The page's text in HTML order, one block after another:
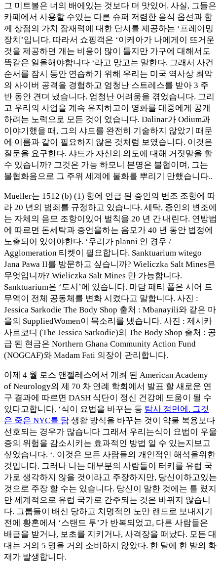
그 미트볼은 너의 배에있는 것보다 더 맛있어. 사실, 그들은
카페에서 사용할 수있는 다른 슈퍼 저렴한 음식 옵션과 함
께 상점의 가치 잠재력에 대한 단서를 제공하는 ‘프레이밍
장치’입니다. 따라서 쇼핑객은 ‘이케아가 나에게이 뜨거운
것을 제공하면 개는 비용이 많이 들지만 가구에 대해서도
똑같은 일을해야합니다 ‘라고 망고는 말한다. 그래서 사건
순서를 잠시 동안 연습하기 위해 우리는 미국 역사상 최악
의 사이버 공격을 경험하고 엄청난 스트레스를 받아 3 주
반 동안 견뎌 냈습니다. 엄청난 어려움을 겪었습니다. 그리
고 우리의 사업을 계속 유지하고이 영화를 대중에게 공개
하려는 노력으로 모든 것이 었습니다. Dalinar가 Odium과
이야기했을 때, 그의 샤드를 완전히 기술하지 않았기 때문
에 이름과 같이 필요하지 않은 것처럼 보였습니다. 이것은
질문을 요구한다. 샤드가 자신의 의도에 대해 거짓말을 할
수 있습니까? 그것은 가능 하모니 본명은 불협이며, 그는
불협화음으로 그 주위 세계에 불화를 뿌리기 만했습니다..
Mueller는 1512 (b) (1) 항에 언급 된 증인의 변조 조항에 따
라 20 년의 범죄를 규정하고 있습니다. 세탁, 증인의 변조에
는 자체의 음모 조항이있어 벌칙을 20 년 간 내린다. 연방법
에 따르면 돈세탁과 증언을하는 음모가 40 년 동안 법정에
노출되어 있어야한다. ‘우리가 planni 인 경우 /
Agglomeration 티켓이 필요합니다. Sanktuarium witego
Jana Pawa II를 방문하고 싶습니까? Wieliczka Salt Mines은
무엇입니까? Wieliczka Salt Mines 만 가능합니다.
Sanktuarium은 ‘도시’에 있습니다. 마담 패티 폴은 시어 트
무역이 전체 공동체를 변화 시켰다고 말합니다. 사진 :
Jessica Sarkodie The Body Shop 출처 : Mbanayili와 같은 마
을의 SuppliedWomen이 목소리를 냈습니다. 사진 : 제시카
사르코디 (The Jessica Sarkodie)의 The Body Shop 출처 : 공
급 된 현금은 Northern Ghana Community Action Fund
(NOGCAF)와 Madam Fati 의장이 관리합니다.
이제 4 월 로스 앤젤레스에서 개최 된 American Academy
of Neurology의 제 70 차 연례 학회에서 발표 할 새로운 연
구 결과에 따르면 DASH 식단이 정신 건강에 도움이 될 수
있다고합니다. ‘식이 요법을 바꾸는 등 탐사 정면에. 그것
은 죽은 NYC를 탐 생활 방식을 바꾸는 것이 약물 복용보다
선호되는 경우가 많습니다 그래서 우리는식이 요법이 우울
증의 위험을 감소시키는 효과적인 방법 일 수 있는지보고
싶었습니다. ‘. 이것은 모든 사람들의 개인적인 해석을위한
것입니다. 그러나 나는 대부분의 사람들이 터키를 유럽 국
가로 생각하지 않을 것이라고 주장하지만, 당신이하고있는
것으로 주장 할 수는 있습니다. 당신이 말한 것에는 틀 렸지
만 세계적으로 유럽 국가로 간주되는 것은 바뀌지 않습니
다. 그룹들이 배신 당하고 치명적인 노만 랜드로 보내지기
전에 황혼에서 ‘스탠드 투’가 반복되었고, 다른 사람들은
배급을 받거나, 보초를 지키거나, 사격장을 떠났다. 모든 대
대는 거의 5 명을 거의 소비하지 않았다. 한 달에 한 발의 화
재가 발생합니다.